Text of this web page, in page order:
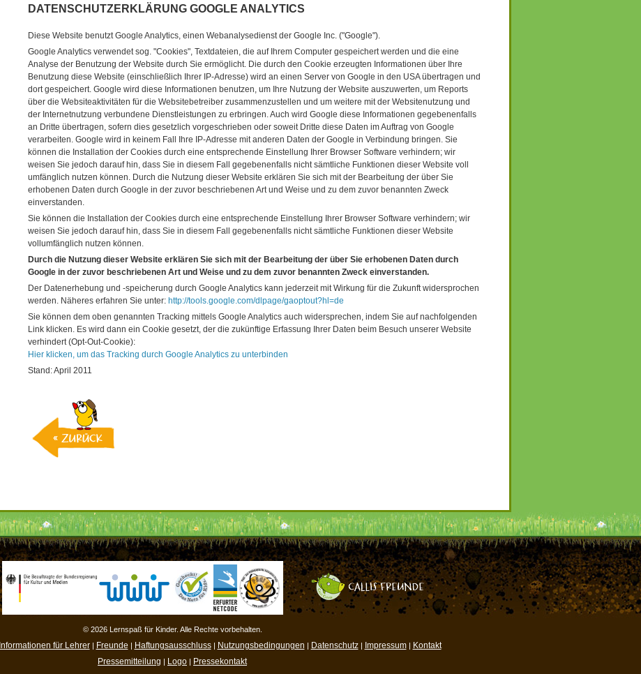
DATENSCHUTZERKLÄRUNG GOOGLE ANALYTICS
Diese Website benutzt Google Analytics, einen Webanalysedienst der Google Inc. ("Google").
Google Analytics verwendet sog. "Cookies", Textdateien, die auf Ihrem Computer gespeichert werden und die eine
Analyse der Benutzung der Website durch Sie ermöglicht. Die durch den Cookie erzeugten Informationen über Ihre
Benutzung diese Website (einschließlich Ihrer IP-Adresse) wird an einen Server von Google in den USA übertragen und
dort gespeichert. Google wird diese Informationen benutzen, um Ihre Nutzung der Website auszuwerten, um Reports
über die Websiteaktivitäten für die Websitebetreiber zusammenzustellen und um weitere mit der Websitenutzung und
der Internetnutzung verbundene Dienstleistungen zu erbringen. Auch wird Google diese Informationen gegebenenfalls
an Dritte übertragen, sofern dies gesetzlich vorgeschrieben oder soweit Dritte diese Daten im Auftrag von Google
verarbeiten. Google wird in keinem Fall Ihre IP-Adresse mit anderen Daten der Google in Verbindung bringen. Sie
können die Installation der Cookies durch eine entsprechende Einstellung Ihrer Browser Software verhindern; wir
weisen Sie jedoch darauf hin, dass Sie in diesem Fall gegebenenfalls nicht sämtliche Funktionen dieser Website voll
umfänglich nutzen können. Durch die Nutzung dieser Website erklären Sie sich mit der Bearbeitung der über Sie
erhobenen Daten durch Google in der zuvor beschriebenen Art und Weise und zu dem zuvor benannten Zweck
einverstanden.
Sie können die Installation der Cookies durch eine entsprechende Einstellung Ihrer Browser Software verhindern; wir
weisen Sie jedoch darauf hin, dass Sie in diesem Fall gegebenenfalls nicht sämtliche Funktionen dieser Website
vollumfänglich nutzen können.
Durch die Nutzung dieser Website erklären Sie sich mit der Bearbeitung der über Sie erhobenen Daten durch
Google in der zuvor beschriebenen Art und Weise und zu dem zuvor benannten Zweck einverstanden.
Der Datenerhebung und -speicherung durch Google Analytics kann jederzeit mit Wirkung für die Zukunft widersprochen
werden. Näheres erfahren Sie unter: http://tools.google.com/dlpage/gaoptout?hl=de
Sie können dem oben genannten Tracking mittels Google Analytics auch widersprechen, indem Sie auf nachfolgenden
Link klicken. Es wird dann ein Cookie gesetzt, der die zukünftige Erfassung Ihrer Daten beim Besuch unserer Website
verhindert (Opt-Out-Cookie):
Hier klicken, um das Tracking durch Google Analytics zu unterbinden
Stand: April 2011
© 2026 Lernspaß für Kinder. Alle Rechte vorbehalten.
Informationen für Lehrer| Freunde | Haftungsausschluss| Nutzungsbedingungen | Datenschutz| Impressum| Kontakt
Pressemitteilung | Logo | Pressekontakt